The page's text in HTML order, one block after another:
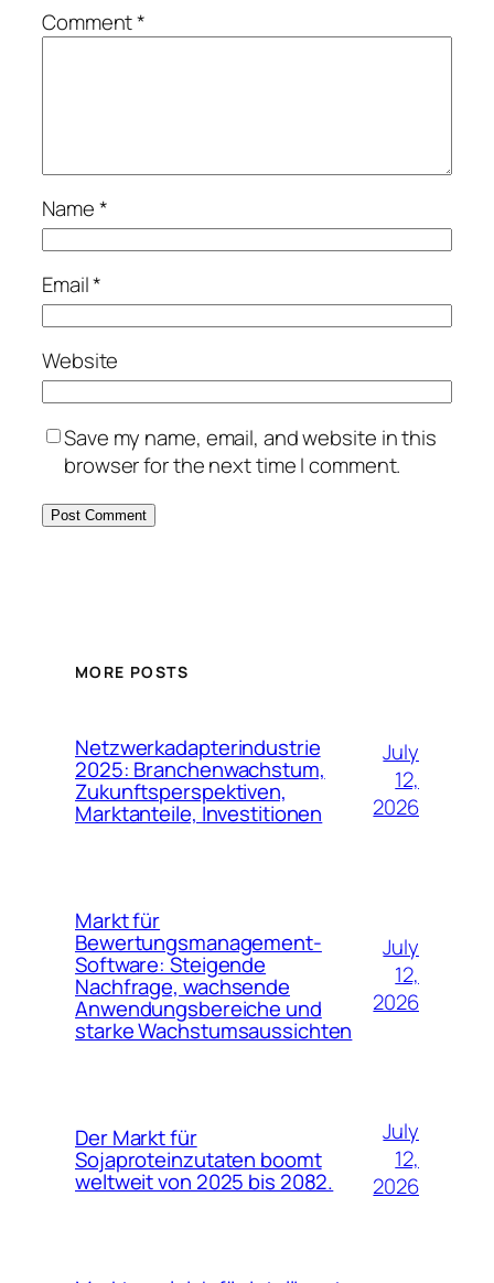
Comment*
Name*
Email*
Website
Save my name, email, and website in this
browser for the next time I comment.
MORE POSTS
Netzwerkadapterindustrie
2025: Branchenwachstum,
Zukunftsperspektiven,
Marktanteile, Investitionen
July
12,
2026
Markt für
Bewertungsmanagement-
Software: Steigende
Nachfrage, wachsende
Anwendungsbereiche und
starke Wachstumsaussichten
July
12,
2026
Der Markt für
Sojaproteinzutaten boomt
weltweit von 2025 bis 2082.
July
12,
2026